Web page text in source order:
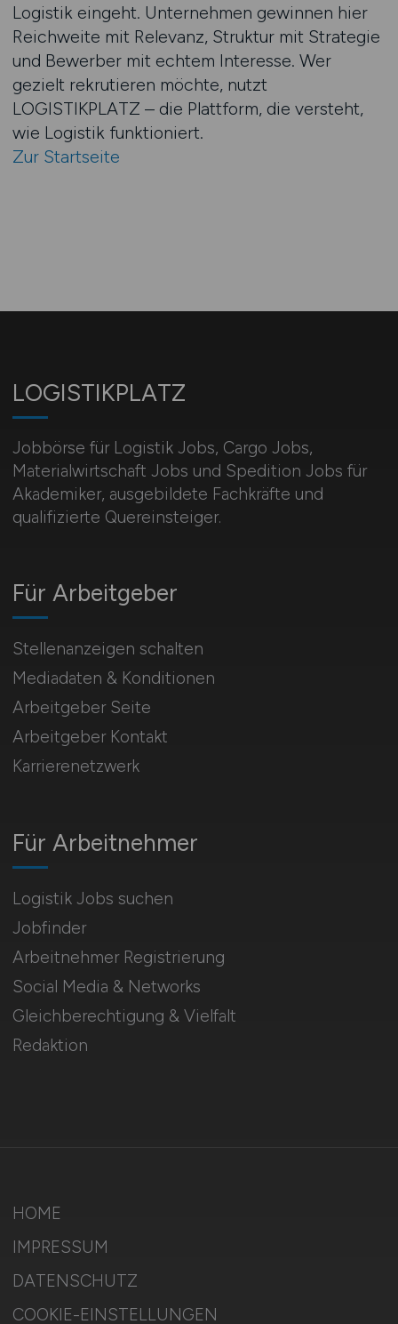
Logistik eingeht. Unternehmen gewinnen hier
Reichweite mit Relevanz, Struktur mit Strategie
und Bewerber mit echtem Interesse. Wer
gezielt rekrutieren möchte, nutzt
LOGISTIKPLATZ – die Plattform, die versteht,
wie Logistik funktioniert.
Zur Startseite
LOGISTIKPLATZ
Jobbörse für Logistik Jobs, Cargo Jobs,
Materialwirtschaft Jobs und Spedition Jobs für
Akademiker, ausgebildete Fachkräfte und
qualifizierte Quereinsteiger.
Für Arbeitnehmer
Logistik Jobs suchen
Jobfinder
Arbeitnehmer Registrierung
Social Media & Networks
Gleichberechtigung & Vielfalt
Redaktion
Für Arbeitgeber
Stellenanzeigen schalten
Mediadaten & Konditionen
Arbeitgeber Seite
Arbeitgeber Kontakt
Karrierenetzwerk
HOME
IMPRESSUM
DATENSCHUTZ
COOKIE-EINSTELLUNGEN